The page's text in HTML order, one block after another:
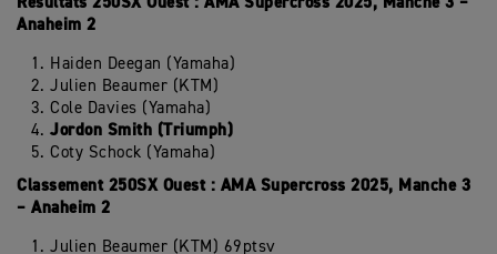
Anaheim 2
Haiden Deegan (Yamaha)
Julien Beaumer (KTM)
Cole Davies (Yamaha)
Jordon Smith (Triumph)
Coty Schock (Yamaha)
Classement 250SX Ouest : AMA Supercross 2025, Manche 3
– Anaheim 2
Julien Beaumer (KTM) 69ptsv